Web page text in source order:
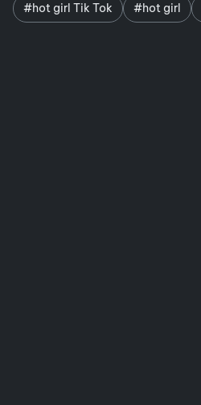
#hot girl Tik Tok #hot girl